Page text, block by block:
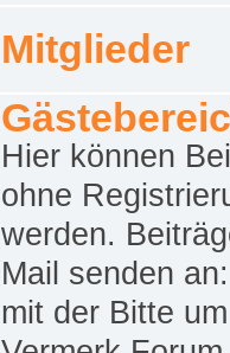
Mitglieder
Hier können
ohne
werden.
Mail senden
mit der Bitte